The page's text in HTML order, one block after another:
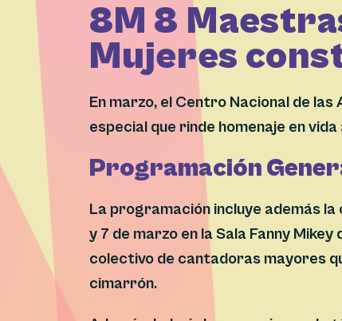
8M 8
Mujeres
En marzo, el Centro Nacional de
especial que rinde homenaje en
Programación
La programación incluye además
y 7 de marzo en la Sala Fanny
colectivo de cantadoras mayores
cimarrón.